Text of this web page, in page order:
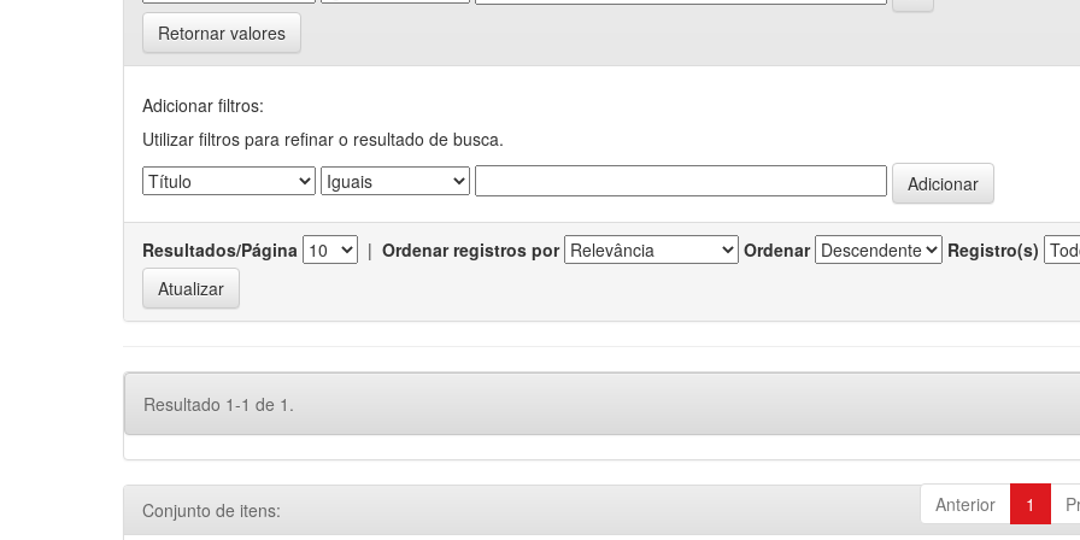
Retornar valores
Adicionar filtros:
Utilizar filtros para refinar o resultado de busca.
Resultados/Página | Ordenar registros por Ordenar Registro(s)
Resultado 1-1 de 1.
Anterior 1
Conjunto de itens: